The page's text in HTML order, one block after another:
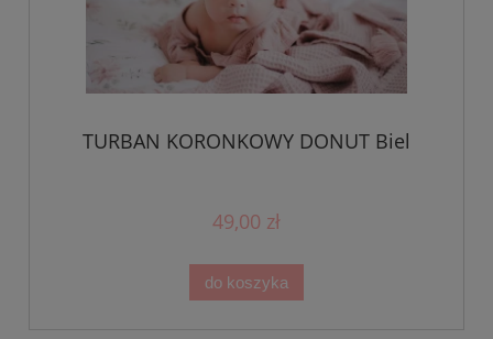
TURBAN KORONKOWY DONUT Biel
49,00 zł
do koszyka